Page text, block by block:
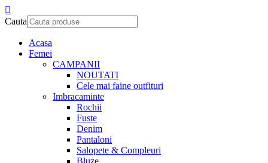
Cauta
Acasa
Femei
CAMPANII
NOUTATI
Cele mai faine outfituri
Imbracaminte
Rochii
Fuste
Denim
Pantaloni
Salopete & Compleuri
Bluze